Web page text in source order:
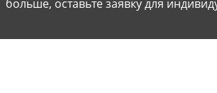
больше, оставьте заявку для